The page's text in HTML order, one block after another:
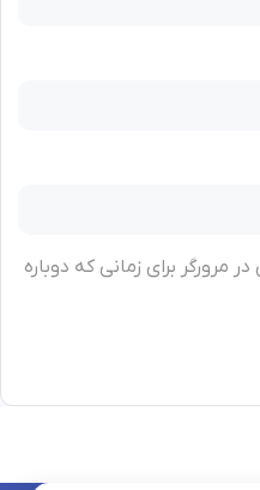
مرورگر برای زمانی که دوباره